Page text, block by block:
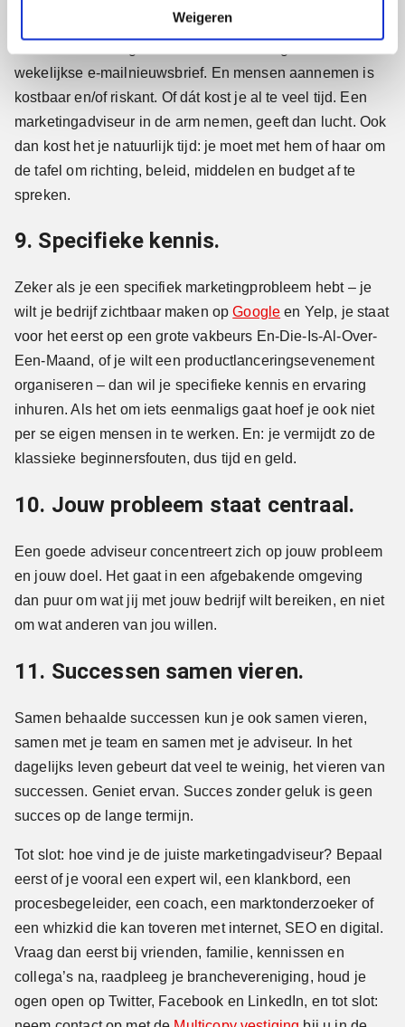
Weigeren
weinig tijd vrijmaken voor een marketingprobleem of
wekelijkse e-mailnieuwsbrief. En mensen aannemen is
kostbaar en/of riskant. Of dát kost je al te veel tijd. Een
marketingadviseur in de arm nemen, geeft dan lucht. Ook
dan kost het je natuurlijk tijd: je moet met hem of haar om
de tafel om richting, beleid, middelen en budget af te
spreken.
9. Specifieke kennis.
Zeker als je een specifiek marketingprobleem hebt – je
wilt je bedrijf zichtbaar maken opGoogle en Yelp, je staat
voor het eerst op een grote vakbeurs En-Die-Is-Al-Over-
Een-Maand, of je wilt een productlanceringsevenement
organiseren – dan wil je specifieke kennis en ervaring
inhuren. Als het om iets eenmaligs gaat hoef je ook niet
per se eigen mensen in te werken. En: je vermijdt zo de
klassieke beginnersfouten, dus tijd en geld.
10. Jouw probleem staat centraal.
Een goede adviseur concentreert zich op jouw probleem
en jouw doel. Het gaat in een afgebakende omgeving
dan puur om wat jij met jouw bedrijf wilt bereiken, en niet
om wat anderen van jou willen.
11. Successen samen vieren.
Samen behaalde successen kun je ook samen vieren,
samen met je team en samen met je adviseur. In het
dagelijks leven gebeurt dat veel te weinig, het vieren van
successen. Geniet ervan. Succes zonder geluk is geen
succes op de lange termijn.
Tot slot: hoe vind je de juiste marketingadviseur? Bepaal
eerst of je vooral een expert wil, een klankbord, een
procesbegeleider, een coach, een marktonderzoeker of
een whizkid die kan toveren met internet, SEO en digital.
Vraag dan eerst bij vrienden, familie, kennissen en
collega’s na, raadpleeg je branchevereniging, houd je
ogen open op Twitter, Facebook en LinkedIn, en tot slot: